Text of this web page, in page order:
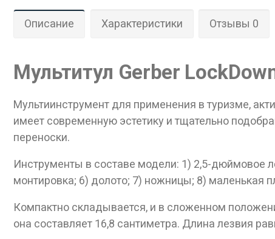
Описание Характеристики Отзывы 0
Мультитул Gerber
Мультиинструмент для применения в туризме,
имеет современную эстетику и тщательно
переноски.
Инструменты в составе модели: 1) 2,5-дюймовое
монтировка; 6) долото; 7) ножницы; 8) маленькая
Компактно складывается, и в сложенном
она составляет 16,8 сантиметра. Длина лезвия